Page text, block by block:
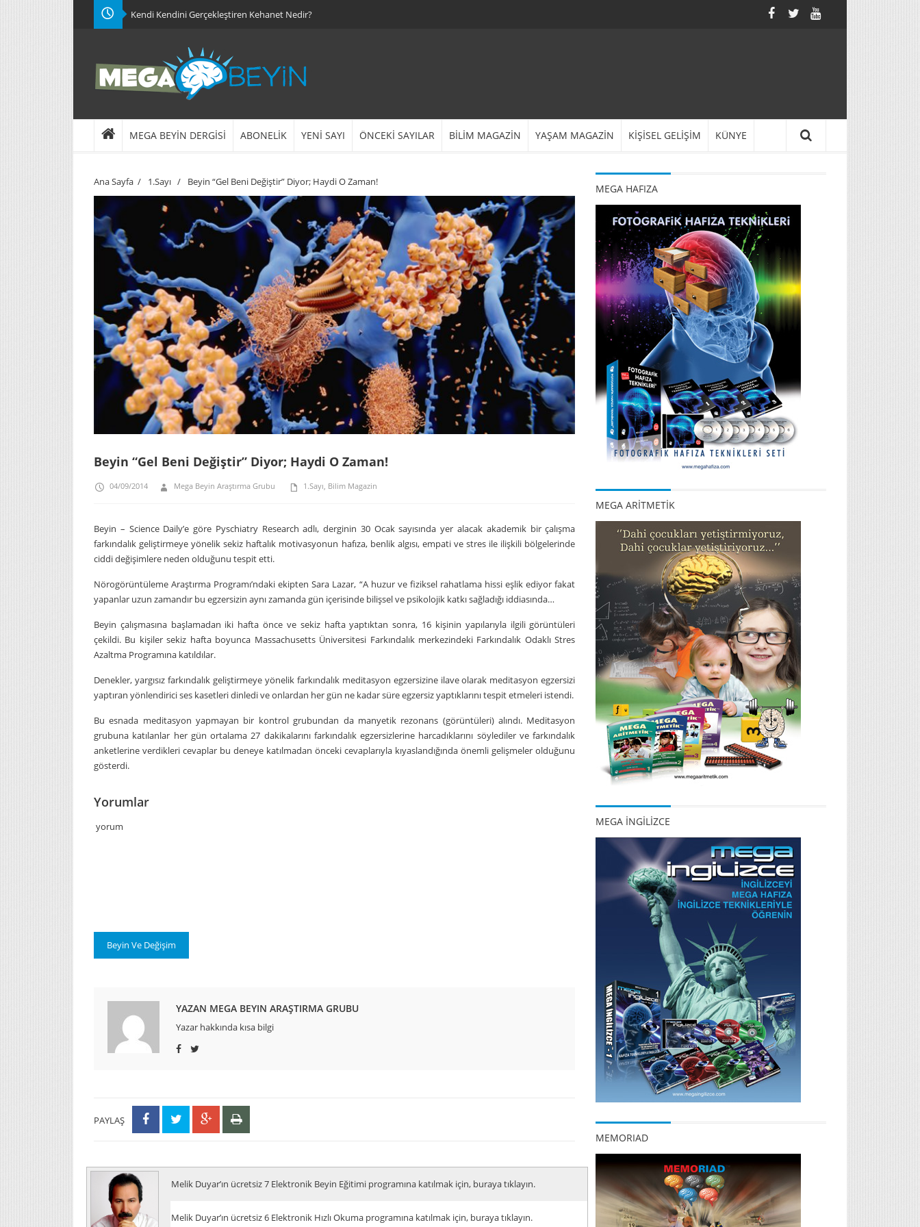
Kendi Kendini Gerçekleştiren Kehanet Nedir?
MEGA BEYİN DERGİSİ ABONELİK YENİ SAYI ÖNCEKİ SAYILAR BİLİM MAGAZİN YAŞAM MAGAZİN KİŞİSEL GELİŞİM KÜNYE
Ana Sayfa / 1.Sayı / Beyin “Gel Beni Değiştir” Diyor; Haydi O Zaman!
Beyin “Gel Beni Değiştir” Diyor; Haydi O Zaman!
04/09/2014 Mega Beyin Araştırma Grubu 1.Sayı Bilim Magazin
Beyin – Science Daily’e göre Pyschiatry Research adlı, derginin 30 Ocak sayısında yer alacak akademik bir çalışma
farkındalık geliştirmeye yönelik sekiz haftalık motivasyonun hafıza, benlik algısı, empati ve stres ile ilişkili bölgelerinde
ciddi değişimlere neden olduğunu tespit etti.
Nörogörüntüleme Araştırma Programı’ndaki ekipten Sara Lazar, “A huzur ve fiziksel rahatlama hissi eşlik ediyor fakat
yapanlar uzun zamandır bu egzersizin aynı zamanda gün içerisinde bilişsel ve psikolojik katkı sağladığı iddiasında…
Beyin çalışmasına başlamadan iki hafta önce ve sekiz hafta yaptıktan sonra, 16 kişinin yapılarıyla ilgili görüntüleri
çekildi. Bu kişiler sekiz hafta boyunca Massachusetts Üniversitesi Farkındalık merkezindeki Farkındalık Odaklı Stres
Azaltma Programına katıldılar.
Denekler, yargısız farkındalık geliştirmeye yönelik farkındalık meditasyon egzersizine ilave olarak meditasyon egzersizi
yaptıran yönlendirici ses kasetleri dinledi ve onlardan her gün ne kadar süre egzersiz yaptıklarını tespit etmeleri istendi.
Bu esnada meditasyon yapmayan bir kontrol grubundan da manyetik rezonans (görüntüleri) alındı. Meditasyon
grubuna katılanlar her gün ortalama 27 dakikalarını farkındalık egzersizlerine harcadıklarını söylediler ve farkındalık
anketlerine verdikleri cevaplar bu deneye katılmadan önceki cevaplarıyla kıyaslandığında önemli gelişmeler olduğunu
gösterdi.
Yorumlar
yorum
Beyin Ve Değişim
YAZAN MEGA BEYIN ARAŞTIRMA GRUBU
Yazar hakkında kısa bilgi
PAYLAŞ
Melik Duyar’ın ücretsiz 7 Elektronik Beyin Eğitimi programına katılmak için, buraya tıklayın.
Melik Duyar’ın ücretsiz 6 Elektronik Hızlı Okuma programına katılmak için, buraya tıklayın.
MEGA HAFIZA
MEGA ARİTMETİK
MEGA İNGİLİZCE
MEMORIAD